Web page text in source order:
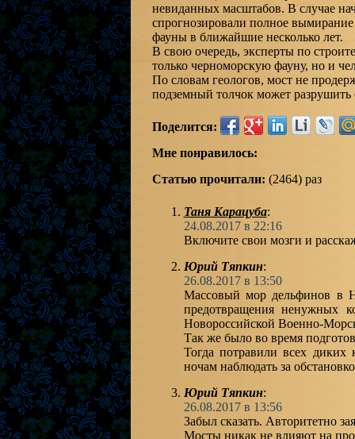
невиданных масштабов. В случае
спрогнозировали полное
фауны в ближайшие несколько лет.
В свою очередь, эксперты по
только черноморскую фауну, но и
По словам геологов, мост не
подземный толчок может разрушить
Поделится:
Мне понравилось:
Статью прочитали: (2464) раз
Таня Карацуба:
24.08.2017 в 22:16
Включите свои мозги и
Юрий Тяпкин:
26.08.2017 в 13:50
Массовый мор дельфинов в
предотвращения ненужных
Новороссийской Военно-
Так же было во время
Тогда потравили всех
ночам наблюдать за
Юрий Тяпкин:
26.08.2017 в 13:56
Забыл сказать. Авторитетно
Мосты никак не влияют на